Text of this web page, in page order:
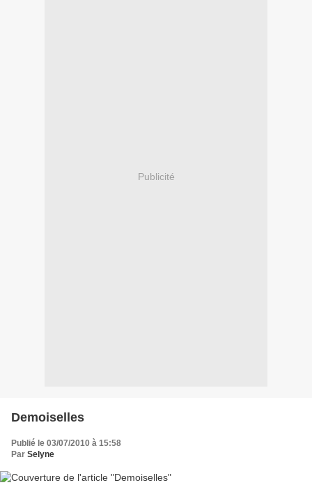
Publicité
Demoiselles
Publié le 03/07/2010 à 15:58
Par Selyne